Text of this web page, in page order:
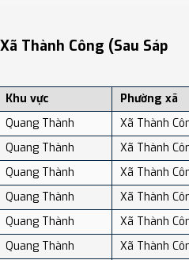
review địa điểm, dịch vụ và du
Thành Công (sau Sáp
Khu vực
Phường xã
Quang Thành
Xã Thành
Quang Thành
Xã Thành
Quang Thành
Xã Thành
Quang Thành
Xã Thành
Quang Thành
Xã Thành
Quang Thành
Xã Thành